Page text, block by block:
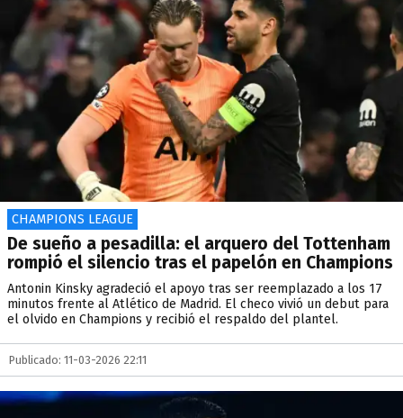
CHAMPIONS LEAGUE
De sueño a pesadilla: el arquero del Tottenham
rompió el silencio tras el papelón en Champions
Antonin Kinsky agradeció el apoyo tras ser reemplazado a los 17
minutos frente al Atlético de Madrid. El checo vivió un debut para
el olvido en Champions y recibió el respaldo del plantel.
Publicado: 11-03-2026 22:11